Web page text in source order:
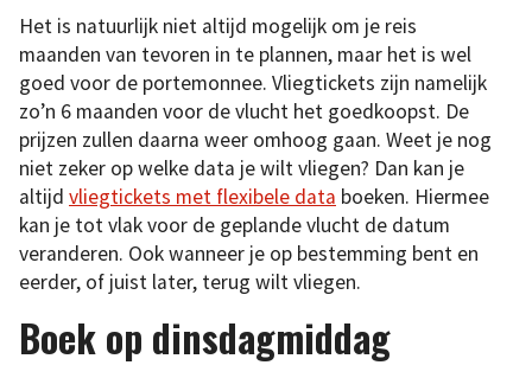
Het is natuurlijk niet altijd mogelijk om je reis
maanden van tevoren in te plannen, maar het is wel
goed voor de portemonnee. Vliegtickets zijn namelijk
zo’n 6 maanden voor de vlucht het goedkoopst. De
prijzen zullen daarna weer omhoog gaan. Weet je nog
niet zeker op welke data je wilt vliegen? Dan kan je
altijd vliegtickets met flexibele data boeken. Hiermee
kan je tot vlak voor de geplande vlucht de datum
veranderen. Ook wanneer je op bestemming bent en
eerder, of juist later, terug wilt vliegen.
Boek op dinsdagmiddag